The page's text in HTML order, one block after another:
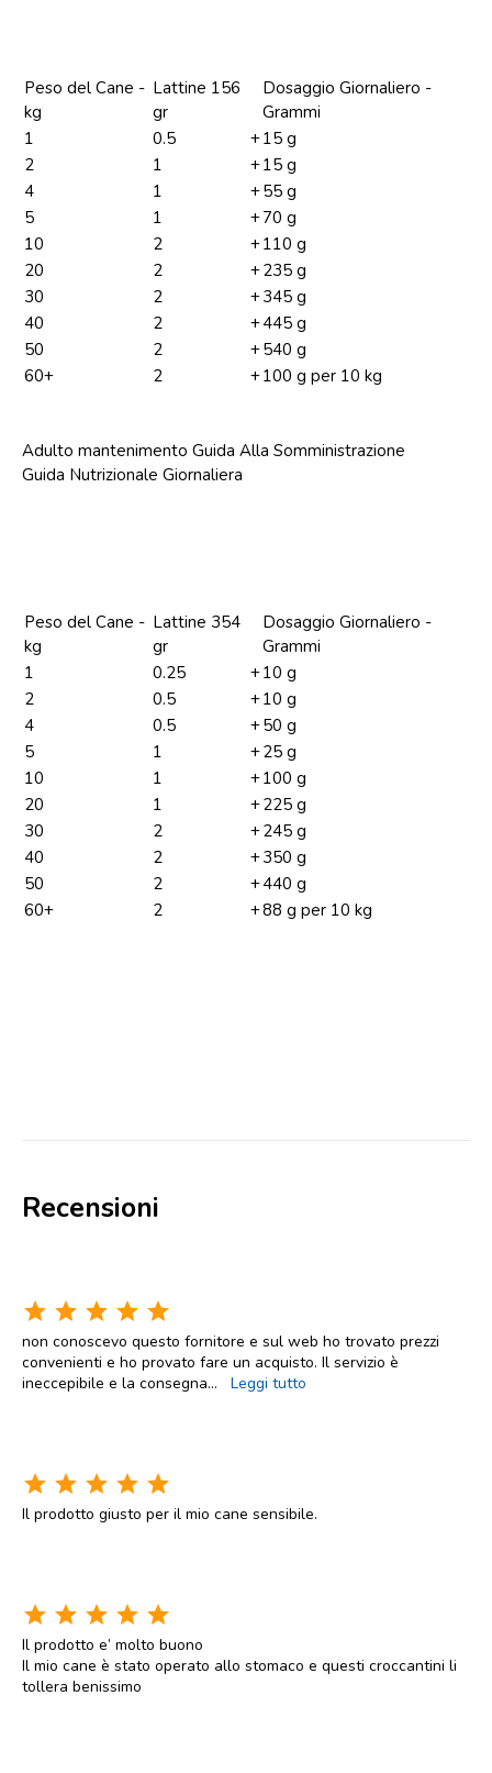
Peso del Cane -
kg
Lattine 156
gr
Dosaggio Giornaliero -
Grammi
1
0.5 +15 g
2
1 +15 g
4
1 +55 g
5
1 +70 g
10
2 +110 g
20
2 +235 g
30
2 +345 g
40
2 +445 g
50
2 +540 g
60+
2 +100 g per 10 kg
Adulto mantenimento Guida Alla Somministrazione
Guida Nutrizionale Giornaliera
Peso del Cane -
kg
Lattine 354
gr
Dosaggio Giornaliero -
Grammi
1
0.25 +10 g
2
0.5 +10 g
4
0.5 +50 g
5
1 +25 g
10
1 +100 g
20
1 +225 g
30
2 +245 g
40
2 +350 g
50
2 +440 g
60+
2 +88 g per 10 kg
Recensioni
star star star star star
non conoscevo questo fornitore e sul web ho trovato prezzi
convenienti e ho provato fare un acquisto. Il servizio è
ineccepibile e la consegna... Leggi tutto
star star star star star
Il prodotto giusto per il mio cane sensibile.
star star star star star
Il prodotto e’ molto buono
Il mio cane è stato operato allo stomaco e questi croccantini li
tollera benissimo